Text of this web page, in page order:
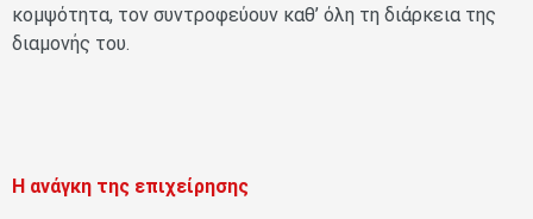
κομψότητα, τον συντροφεύουν καθ’ όλη τη διάρκεια της
διαμονής του.
Η ανάγκη της επιχείρησης